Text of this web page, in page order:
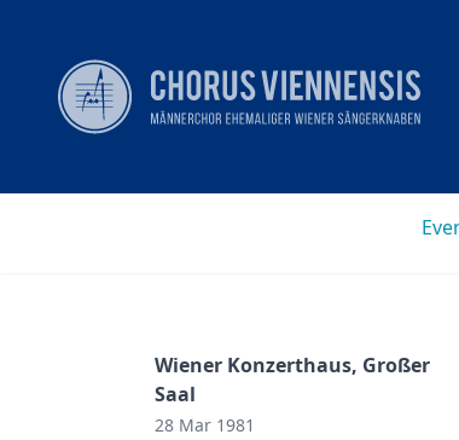
Wiener Konzerthaus, Großer
Saal
28 Mar 1981